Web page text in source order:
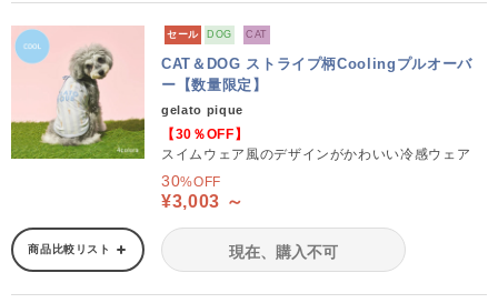
セール DOG CAT
CAT＆DOG ストライプ柄Coolingプルオーバ
ー【数量限定】
gelato pique
【30％OFF】
スイムウェア風のデザインがかわいい冷感ウェア
30%OFF
¥3,003 ～
商品比較リスト 現在、購入不可